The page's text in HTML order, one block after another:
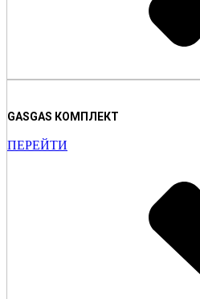
GASGAS КОМПЛЕКТ
ПЕРЕЙТИ